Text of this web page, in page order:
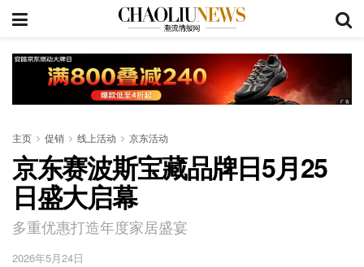
主页 促销 线上活动 京东活动
京东赛波斯宝藏品牌日5月25
日盛大启幕
多重优惠打造年度家居盛宴
2026年5月24日